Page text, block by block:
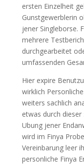
ersten Einzelheit
Gunstgewerblerin
jener Singleborse.
mehrere
durchgearbeitet
umfassenden
Hier expire
wirklich
weiters sachlich
etwas durch
Ubung jener
wird im Finya
Vereinbarung leer
personliche Finya